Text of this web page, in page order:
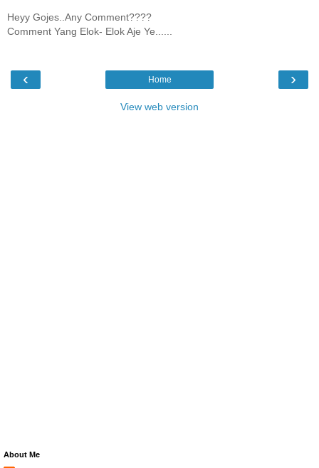
Heyy Gojes..Any Comment????
Comment Yang Elok- Elok Aje Ye......
‹ ›
Home
View web version
About Me